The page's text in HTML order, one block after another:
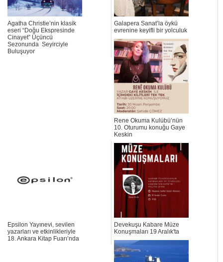
Agatha Christie’nin klasik
eseri “Doğu Ekspresinde
Cinayet” Üçüncü
Sezonunda Seyirciyle
Buluşuyor
Galapera Sanat’la öykü
evrenine keyifli bir yolculuk
Rene Okuma Kulübü’nün
10. Oturumu konuğu Gaye
Keskin
Epsilon Yayınevi, sevilen
yazarları ve etkinlikleriyle
18. Ankara Kitap Fuarı’nda
Devekuşu Kabare Müze
Konuşmaları 19 Aralık'ta